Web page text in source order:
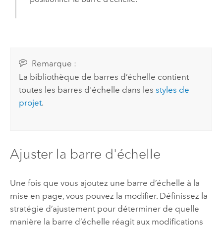
Remarque :
La bibliothèque de barres d’échelle contient
toutes les barres d'échelle dans lesstyles de
projet.
Ajuster la barre d'échelle
Une fois que vous ajoutez une barre d’échelle à la
mise en page, vous pouvez la modifier. Définissez la
stratégie d’ajustement pour déterminer de quelle
manière la barre d’échelle réagit aux modifications